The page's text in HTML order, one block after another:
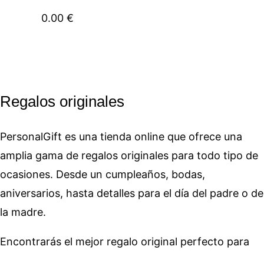
0.00 €
Regalos originales
PersonalGift es una tienda online que ofrece una
amplia gama de regalos originales para todo tipo de
ocasiones. Desde un cumpleaños, bodas,
aniversarios, hasta detalles para el día del padre o de
la madre.
Encontrarás el mejor regalo original perfecto para